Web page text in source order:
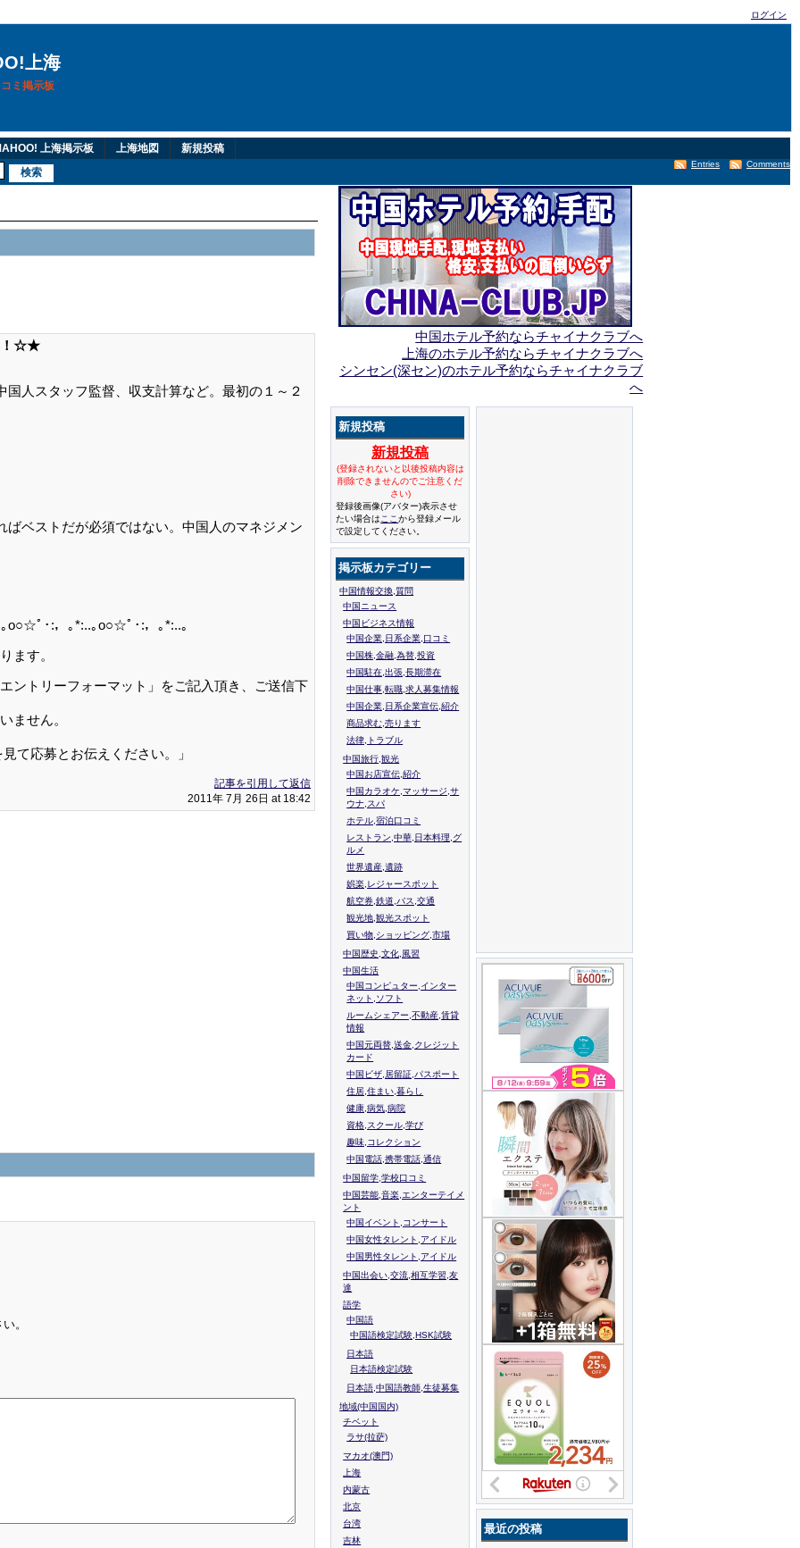
ログイン
上海
ミ掲示板
上海掲示板 上海地図 新規投稿
Comments
Entries
！☆★
人スタッフ監督、収支計算など。最初の１～２
ベストだが必須ではない。中国人のマネジメン
o○☆ﾟ･:，｡*:..｡o○☆ﾟ･:，｡*:..｡
ます。
ントリーフォーマット」をご記入頂き、ご送信下
ません。
て応募とお伝えください。」
記事を引用して返信
2011年 7月 26日 at 18:42
。
中国ホテル予約ならチャイナクラブへ
上海のホテル予約ならチャイナクラブへ
シンセン(深セン)のホテル予約ならチャイナクラブ
へ
新規投稿
新規投稿
(登録されないと以後投稿内容は
削除できませんのでご注意くだ
さい)
登録後画像(アバター)表示させ
たい場合は ここから登録メール
で設定してください。
掲示板カテゴリー
中国情報交換,質問
中国ニュース
中国ビジネス情報
中国企業,日系企業,口コミ
中国株,金融,為替,投資
中国駐在,出張,長期滞在
中国仕事,転職,求人募集情報
中国企業,日系企業宣伝,紹介
商品求む,売ります
法律,トラブル
中国旅行,観光
中国お店宣伝,紹介
中国カラオケ,マッサージ,サ
ウナ,スパ
ホテル,宿泊口コミ
レストラン,中華,日本料理,グ
ルメ
世界遺産,遺跡
娯楽,レジャースポット
航空券,鉄道,バス,交通
観光地,観光スポット
買い物,ショッピング,市場
中国歴史,文化,風習
中国生活
中国コンピュター,インター
ネット,ソフト
ルームシェアー,不動産,賃貸
情報
中国元両替,送金,クレジット
カード
中国ビザ,居留証,パスポート
住居,住まい,暮らし
健康,病気,病院
資格,スクール,学び
趣味,コレクション
中国電話,携帯電話,通信
中国留学,学校口コミ
中国芸能,音楽,エンターテイメ
ント
中国イベント,コンサート
中国女性タレント,アイドル
中国男性タレント,アイドル
中国出会い,交流,相互学習,友
達
語学
中国語
中国語検定試験,HSK試験
日本語
日本語検定試験
日本語,中国語教師,生徒募集
地域(中国国内)
チベット
ラサ(拉萨)
マカオ(澳門)
上海
内蒙古
北京
台湾
吉林
最近の投稿